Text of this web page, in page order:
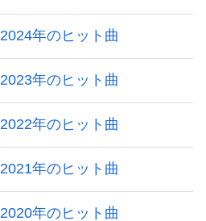
2024年のヒット曲
2023年のヒット曲
2022年のヒット曲
2021年のヒット曲
2020年のヒット曲